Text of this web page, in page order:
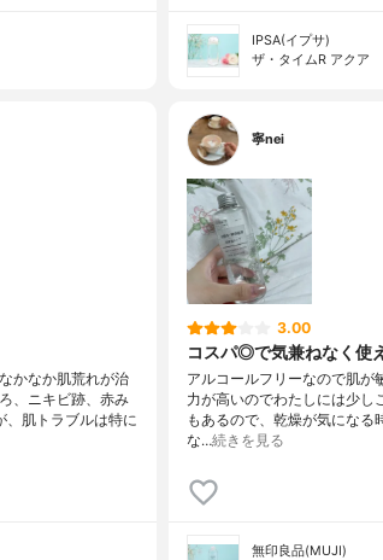
IPSA(イプサ)
ザ・タイムR アクア
かなか肌荒れが治
、ニキビ跡、赤み
、肌トラブルは特に
寧nei
3.00
コスパ◎で気兼ねなく使
アルコールフリーなので肌が
力が高いのでわたしには少し
もあるので、乾燥が気になる
な…続きを見る
無印良品(MUJI)